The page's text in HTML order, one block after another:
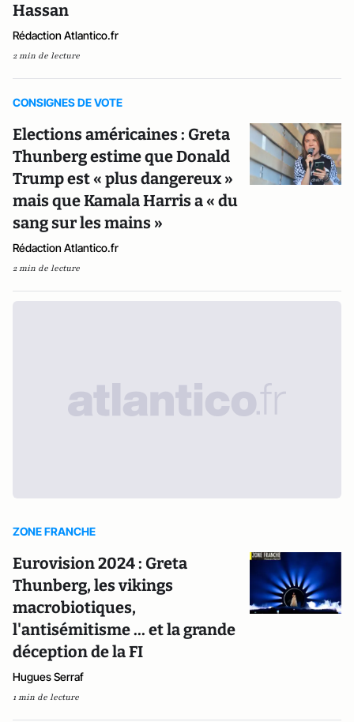
Hassan
Rédaction Atlantico.fr
2 min de lecture
CONSIGNES DE VOTE
Elections américaines : Greta
Thunberg estime que Donald
Trump est « plus dangereux »
mais que Kamala Harris a « du
sang sur les mains »
Rédaction Atlantico.fr
2 min de lecture
ZONE FRANCHE
Eurovision 2024 : Greta
Thunberg, les vikings
macrobiotiques,
l'antisémitisme ... et la grande
déception de la FI
Hugues Serraf
1 min de lecture